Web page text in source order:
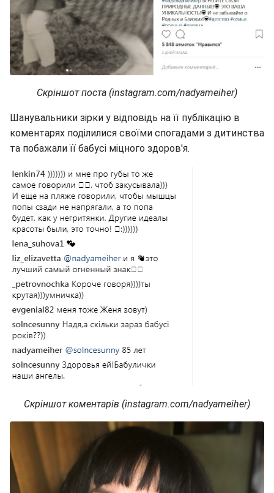
Скріншот поста (instagram.com/nadyameiher)
Шанувальники зірки у відповідь на її публікацію в
коментарях поділилися своїми спогадами з дитинства
та побажали її бабусі міцного здоров'я.
Скріншот коментарів (instagram.com/nadyameiher)